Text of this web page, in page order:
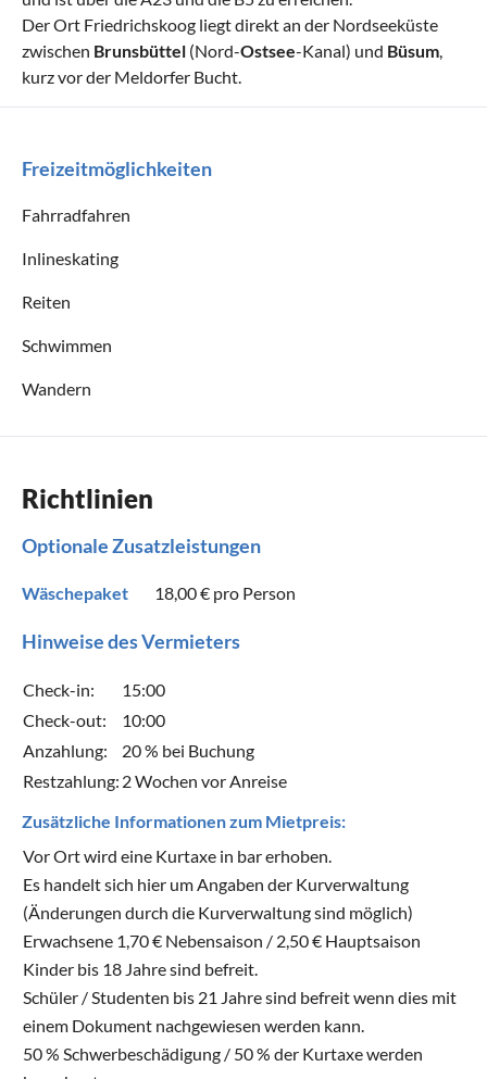
Der Ort Friedrichskoog liegt direkt an der Nordseeküste
zwischen Brunsbüttel (Nord-Ostsee-Kanal) und Büsum
kurz vor der Meldorfer Bucht.
Freizeitmöglichkeiten
Fahrradfahren
Inlineskating
Reiten
Schwimmen
Wandern
Richtlinien
Optionale Zusatzleistungen
Wäschepaket 18,00 € pro Person
Hinweise des Vermieters
Check-in:
15:00
Check-out:
10:00
Anzahlung:
20 % bei Buchung
Restzahlung: 2 Wochen vor Anreise
Zusätzliche Informationen zum Mietpreis:
Vor Ort wird eine Kurtaxe in bar erhoben.
Es handelt sich hier um Angaben der Kurverwaltung
(Änderungen durch die Kurverwaltung sind möglich)
Erwachsene 1,70 € Nebensaison / 2,50 € Hauptsaison
Kinder bis 18 Jahre sind befreit.
Schüler / Studenten bis 21 Jahre sind befreit wenn dies mit
einem Dokument nachgewiesen werden kann.
50 % Schwerbeschädigung / 50 % der Kurtaxe werden